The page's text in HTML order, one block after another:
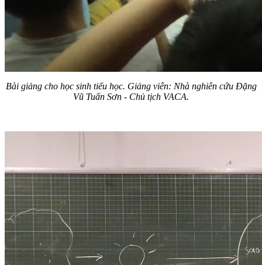
Bài giảng cho học sinh tiểu học. Giảng viên: Nhà nghiên cứu Đặng
Vũ Tuấn Sơn - Chủ tịch VACA.